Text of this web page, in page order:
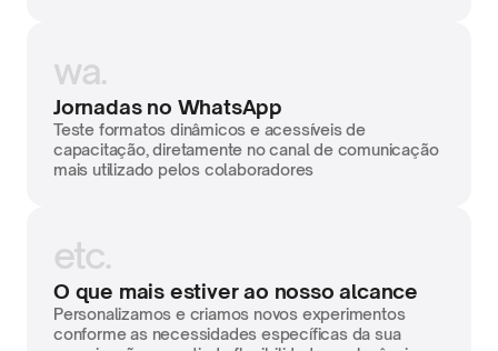
wa.
Jornadas no WhatsApp
Teste formatos dinâmicos e acessíveis de
capacitação, diretamente no canal de comunicação
mais utilizado pelos colaboradores
etc.
O que mais estiver ao nosso alcance
Personalizamos e criamos novos experimentos
conforme as necessidades específicas da sua